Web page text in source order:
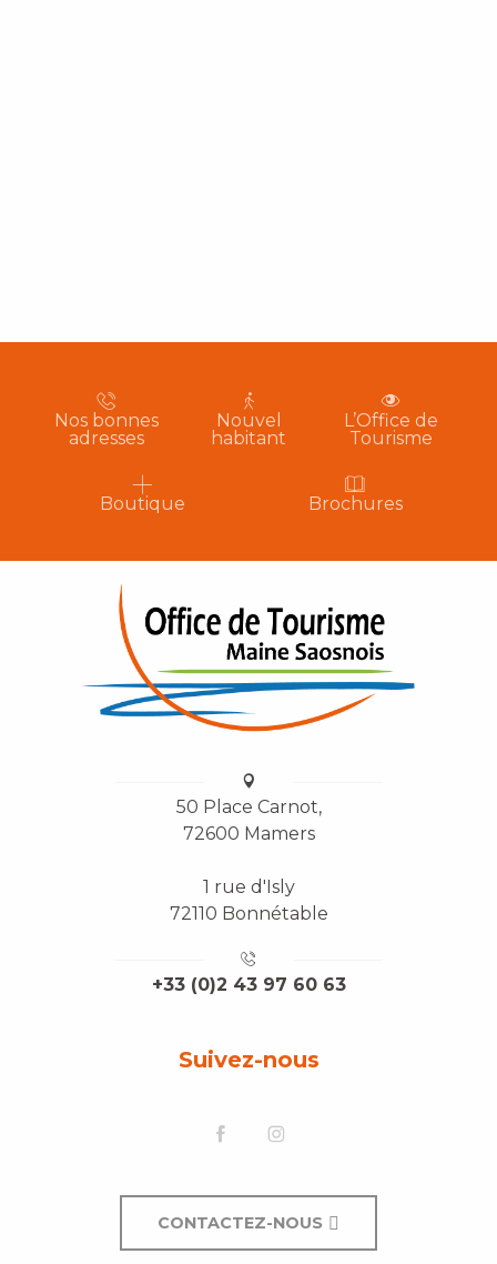
Nos bonnes
adresses
Nouvel
habitant
L’Office de
Tourisme
Boutique Brochures
50 Place Carnot,
72600 Mamers
1 rue d'Isly
72110 Bonnétable
+33 (0)2 43 97 60 63
Suivez-nous
CONTACTEZ-NOUS